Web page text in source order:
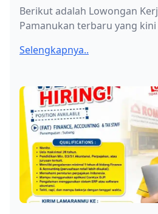
Berikut adalah Lowongan
Pamanukan terbaru yang kini
Selengkapnya..